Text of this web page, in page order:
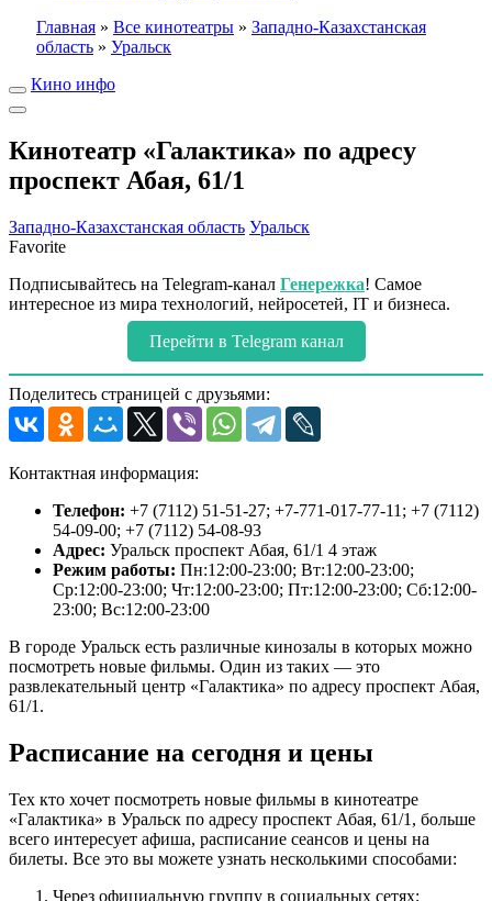
Главная » Все кинотеатры » Западно-Казахстанская
область » Уральск
Кино инфо
Кинотеатр «Галактика» по адресу
проспект Абая, 61/1
Западно-Казахстанская область Уральск
Favorite
Подписывайтесь на Telegram-канал Генережка! Самое
интересное из мира технологий, нейросетей, IT и бизнеса.
Перейти в Telegram канал
Поделитесь страницей с друзьями:
Контактная информация:
Телефон: +7 (7112) 51-51-27; +7-771-017-77-11; +7 (7112)
54-09-00; +7 (7112) 54-08-93
Адрес: Уральск проспект Абая, 61/1 4 этаж
Режим работы: Пн:12:00-23:00; Вт:12:00-23:00;
Ср:12:00-23:00; Чт:12:00-23:00; Пт:12:00-23:00; Сб:12:00-
23:00; Вс:12:00-23:00
В городе Уральск есть различные кинозалы в которых можно
посмотреть новые фильмы. Один из таких — это
развлекательный центр «Галактика» по адресу проспект Абая,
61/1.
Расписание на сегодня и цены
Тех кто хочет посмотреть новые фильмы в кинотеатре
«Галактика» в Уральск по адресу проспект Абая, 61/1, больше
всего интересует афиша, расписание сеансов и цены на
билеты. Все это вы можете узнать несколькими способами:
Через официальную группу в социальных сетях;